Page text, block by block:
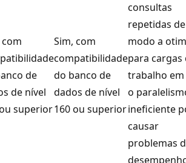
com
de
de nível
superior
Sim, com
compatibilidade
do banco de
dados de nível
160 ou superior
consultas
repetidas de
modo a
para cargas
trabalho
o
ineficiente
causar
problemas